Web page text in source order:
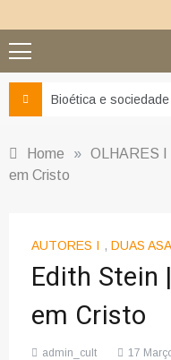
e da misericórdia’
Bioética e
Home » OLHARES I
em Cristo
AUTORES I , DUAS
Edith Stein
em Cristo
admin_cult 17